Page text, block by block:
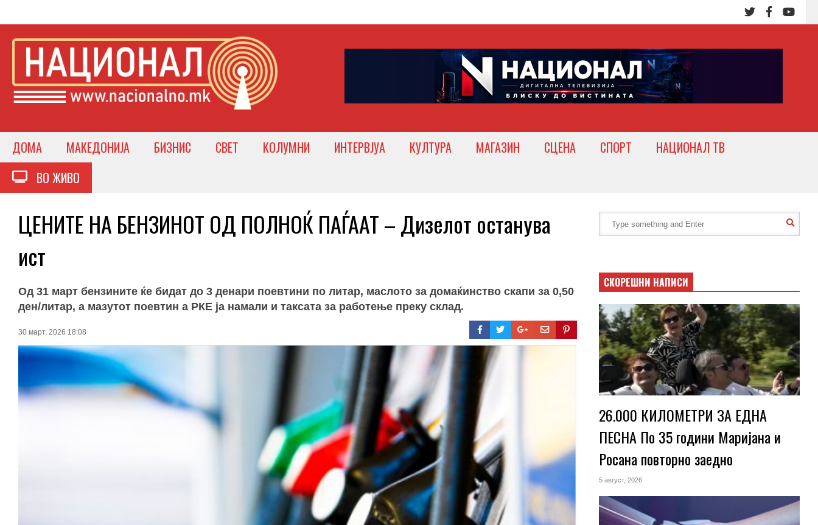
ДОМА МАКЕДОНИЈА БИЗНИС СВЕТ КОЛУМНИ ИНТЕРВЈУА КУЛТУРА МАГАЗИН СЦЕНА СПОРТ
НАЦИОНАЛ ТВ
ВО ЖИВО
ЦЕНИТЕ НА БЕНЗИНОТ ОД ПОЛНОЌ ПАЃААТ – Дизелот останува
ист
Од 31 март бензините ќе бидат до 3 денари поевтини по литар, маслото за домаќинство скапи за 0,50
ден/литар, а мазутот поевтин а РКЕ ја намали и таксата за работење преку склад.
30 март, 2026 18:08
СКОРЕШНИ НАПИСИ
26.000 КИЛОМЕТРИ ЗА ЕДНА
ПЕСНА По 35 години Маријана и
Росана повторно заедно
5 август, 2026